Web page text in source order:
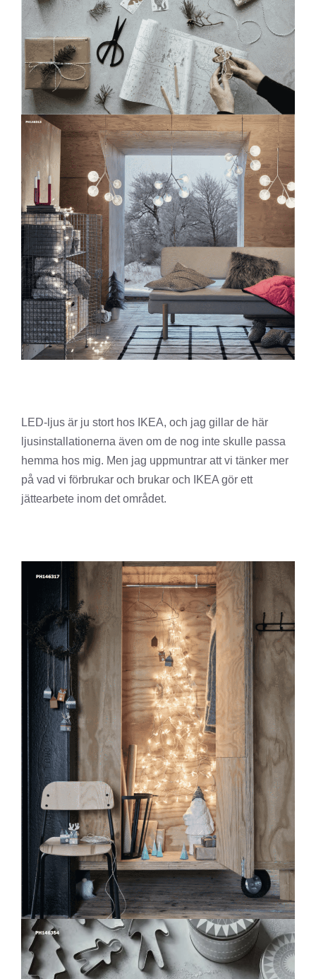
LED-ljus är ju stort hos IKEA, och jag gillar de här
ljusinstallationerna även om de nog inte skulle passa
hemma hos mig. Men jag uppmuntrar att vi tänker mer
på vad vi förbrukar och brukar och IKEA gör ett
jättearbete inom det området.